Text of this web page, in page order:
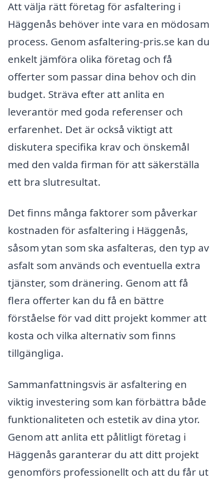
Att välja rätt företag för asfaltering i
Häggenås behöver inte vara en mödosam
process. Genom asfaltering-pris.se kan du
enkelt jämföra olika företag och få
offerter som passar dina behov och din
budget. Sträva efter att anlita en
leverantör med goda referenser och
erfarenhet. Det är också viktigt att
diskutera specifika krav och önskemål
med den valda firman för att säkerställa
ett bra slutresultat.
Det finns många faktorer som påverkar
kostnaden för asfaltering i Häggenås,
såsom ytan som ska asfalteras, den typ av
asfalt som används och eventuella extra
tjänster, som dränering. Genom att få
flera offerter kan du få en bättre
förståelse för vad ditt projekt kommer att
kosta och vilka alternativ som finns
tillgängliga.
Sammanfattningsvis är asfaltering en
viktig investering som kan förbättra både
funktionaliteten och estetik av dina ytor.
Genom att anlita ett pålitligt företag i
Häggenås garanterar du att ditt projekt
genomförs professionellt och att du får ut